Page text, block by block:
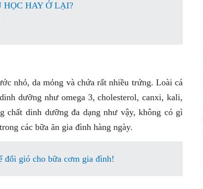
HAY Ở LẠI?
nhỏ, da mỏng và chứa rất nhiều trứng. Loài cá
dưỡng như omega 3, cholesterol, canxi, kali,
dinh dưỡng đa dạng như vậy, không có gì
các bữa ăn gia đình hàng ngày.
đổi gió cho bữa cơm gia đình!